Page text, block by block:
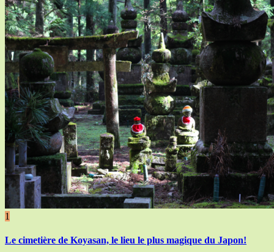
1
Le cimetière de Koyasan, le lieu le plus magique du Japon!